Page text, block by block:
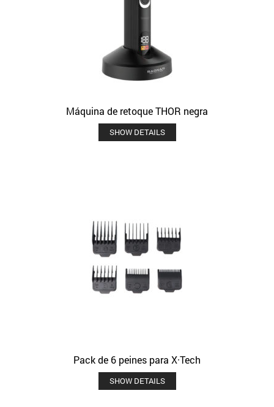
Máquina de retoque THOR negra
SHOW DETAILS
Pack de 6 peines para X·Tech
SHOW DETAILS